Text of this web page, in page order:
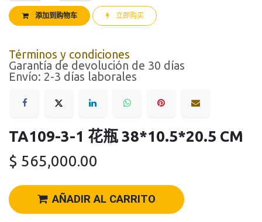
添加到购物车 立即购买
Términos y condiciones
Garantía de devolución de 30 días
Envío: 2-3 días laborales
TA109-3-1 花瓶 38*10.5*20.5 CM
$ 565,000.00
AÑADIR AL CARRITO